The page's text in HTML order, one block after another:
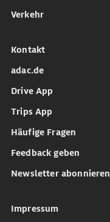
Verkehr
Kontakt
adac.de
Drive App
Trips App
Häufige Fragen
Feedback geben
Newsletter abonnieren
Impressum